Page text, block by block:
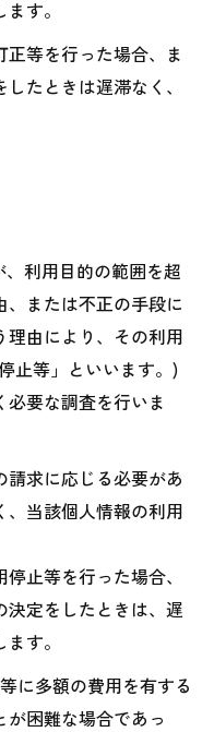
す。
等を行った場合、ま
たときは遅滞なく、
利用目的の範囲を超
または不正の手段に
理由により、その利用
止等」といいます。)
要な調査を行いま
求に応じる必要があ
、当該個人情報の利用
止等を行った場合、
決定をしたときは、遅
す。
に多額の費用を有する
困難な場合であっ